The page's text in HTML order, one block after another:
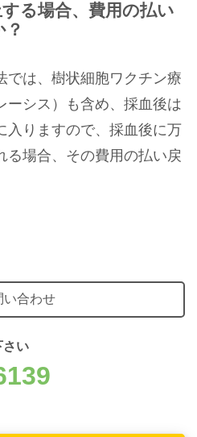
る場合、費用の払い
では、樹状細胞ワクチン療
ーシス）も含め、採血後は
入りますので、採血後に万
る場合、その費用の払い戻
い合わせ
さい